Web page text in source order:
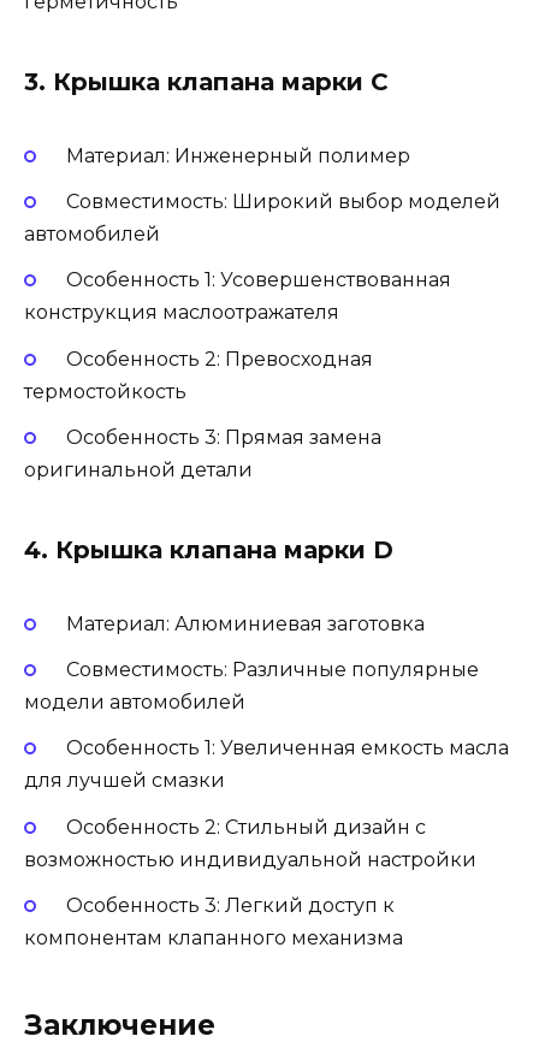
3. Крышка клапана марки C
Материал: Инженерный полимер
Совместимость: Широкий выбор моделей
автомобилей
Особенность 1: Усовершенствованная
конструкция маслоотражателя
Особенность 2: Превосходная
термостойкость
Особенность 3: Прямая замена
оригинальной детали
4. Крышка клапана марки D
Материал: Алюминиевая заготовка
Совместимость: Различные популярные
модели автомобилей
Особенность 1: Увеличенная емкость масла
для лучшей смазки
Особенность 2: Стильный дизайн с
возможностью индивидуальной настройки
Особенность 3: Легкий доступ к
компонентам клапанного механизма
Заключение